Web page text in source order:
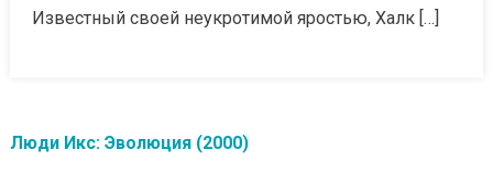
Известный своей неукротимой яростью, Халк […]
Люди Икс: Эволюция (2000)